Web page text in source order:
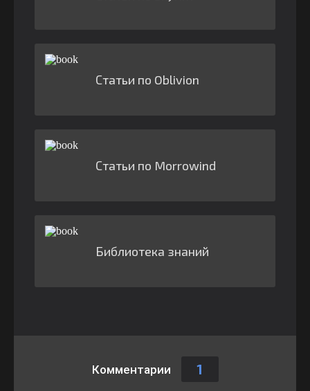
Статьи по Oblivion
Статьи по Morrowind
Библиотека знаний
Комментарии 1